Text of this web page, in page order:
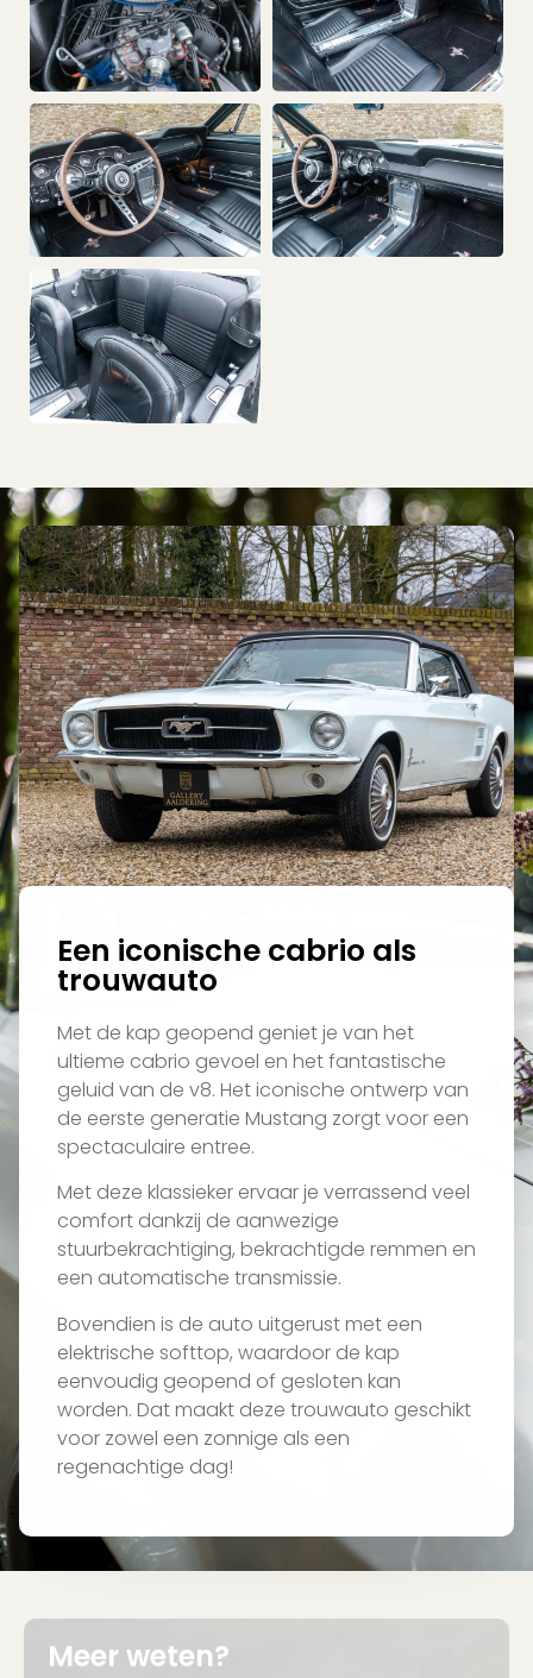
Een iconische cabrio als
trouwauto
Met de kap geopend geniet je van het
ultieme cabrio gevoel en het fantastische
geluid van de v8. Het iconische ontwerp van
de eerste generatie Mustang zorgt voor een
spectaculaire entree.
Met deze klassieker ervaar je verrassend veel
comfort dankzij de aanwezige
stuurbekrachtiging, bekrachtigde remmen en
een automatische transmissie.
Bovendien is de auto uitgerust met een
elektrische softtop, waardoor de kap
eenvoudig geopend of gesloten kan
worden. Dat maakt deze trouwauto geschikt
voor zowel een zonnige als een
regenachtige dag!
Meer weten?